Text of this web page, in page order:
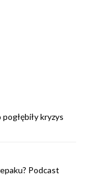
kryzys
Podcast